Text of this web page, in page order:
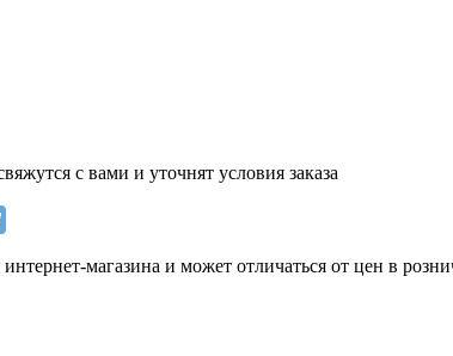
с вами и уточнят условия заказа
магазина и может отличаться от цен в